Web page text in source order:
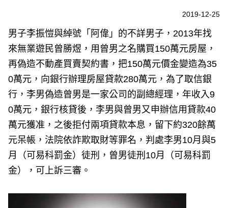
2019-12-25
男子李振愷與綽號「阿偉」的不詳男子，2013年找
來無業遊民曾勝煜，用曾男之名購買150萬元房屋，
再偽造不動產買賣契約書，把150萬元價金變造為35
0萬元，向銀行辦理房屋貸款280萬元，為了取信銀
行，李男偽造曾男是一家公司的副總經理，年收入9
0萬元，銀行核貸後，李男與曾男又申辦信用貸款40
萬元獲准，之後拒付兩項貸款本息，留下約320餘萬
元呆帳，法院依詐欺取財等罪名，判處李男10月與5
月（可易科罰金）徒刑，曾男徒刑10月（可易科罰
金），可上訴三審。